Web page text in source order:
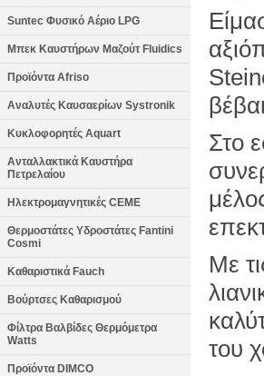
Suntec Φυσικό Αέριο LPG
Μπεκ Καυστήρων Μαζούτ Fluidics
Προϊόντα Afriso
Αναλυτές Καυσαερίων Systronik
Κυκλοφορητές Aquart
Ανταλλακτικά Καυστήρα
Πετρελαίου
Ηλεκτρομαγνητικές CEME
Θερμοστάτες Υδροστάτες Fantini
Cosmi
Καθαριστικά Fauch
Βούρτσες Καθαρισμού
Φίλτρα Βαλβίδες Θερμόμετρα
Watts
Προϊόντα DIMCO
Στο
Με
του